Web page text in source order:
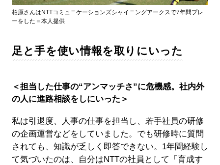
柏原さんはNTTコミュニケーションズシャイニングアークスで7年間プレ
ーをした＝本人提供
足と手を使い情報を取りにいった
＜担当した仕事の“アンマッチさ”に危機感。社内外
の人に進路相談をしにいった＞
私は引退度、人事の仕事を担当し、若手社員の研修
の企画運営などをしていました。でも研修時に質問
されても、知識が乏しく即答できない。1年間経験し
て気づいたのは、自分はNTTの社員として「育成す